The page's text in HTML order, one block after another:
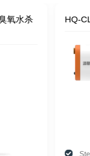
HQ-CL01 物
Sterilization